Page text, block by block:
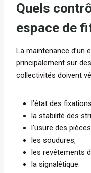
Quels
espace de
La maintenance d’un
principalement sur
collectivités doivent
l’état des
la stabilité des
l’usure des
les soudures,
les revêtements
la signalétique.